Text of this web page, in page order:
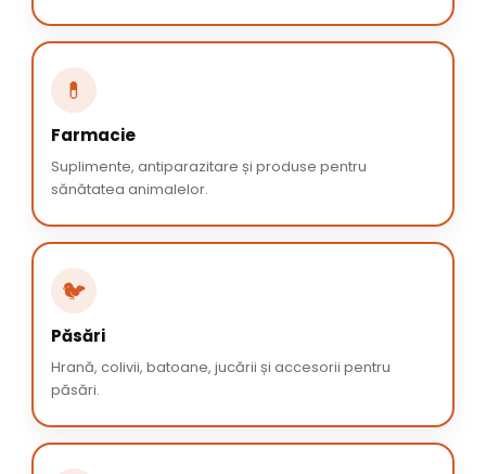
💊
Farmacie
Suplimente, antiparazitare și produse pentru
sănătatea animalelor.
🐦
Păsări
Hrană, colivii, batoane, jucării și accesorii pentru
păsări.